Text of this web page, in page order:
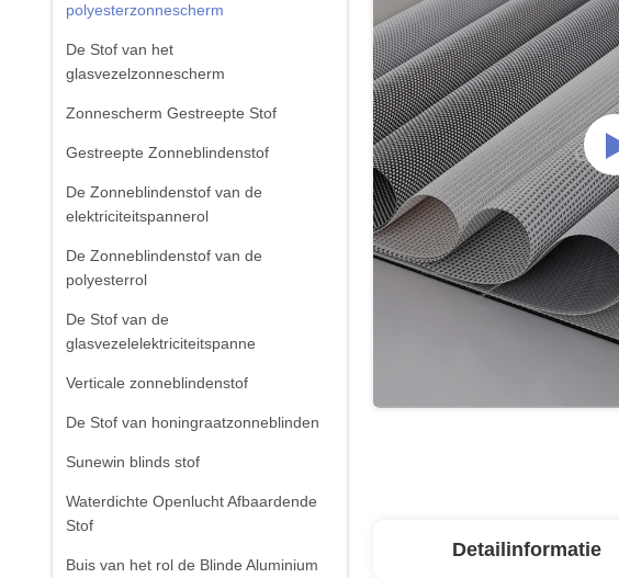
polyesterzonnescherm
De Stof van het
glasvezelzonnescherm
Zonnescherm Gestreepte Stof
Gestreepte Zonneblindenstof
De Zonneblindenstof van de
elektriciteitspannerol
De Zonneblindenstof van de
polyesterrol
De Stof van de
glasvezelelektriciteitspanne
Verticale zonneblindenstof
De Stof van honingraatzonneblinden
Sunewin blinds stof
Waterdichte Openlucht Afbaardende
Stof
Buis van het rol de Blinde Aluminium
Detailinformatie